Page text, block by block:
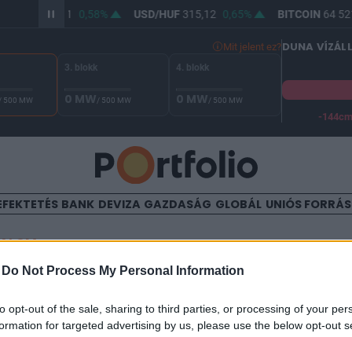
Do Not Process My Personal Information
opt-out of the sale, sharing to third parties, or processing of your
for targeted advertising by us, please use the below opt-out
363,81 0,58% USD/HUF315,12 0,65% BITCOIN64
Mit jelent ez?
/ 500 MW
3. blokk
0 MW/ 500 MW
4. blokk
0 MW/ 500 MW
DUNA
-144cm
BANK DEVIZA GAZDASÁG GLOBÁL UNIÓS
legerőteljesebb